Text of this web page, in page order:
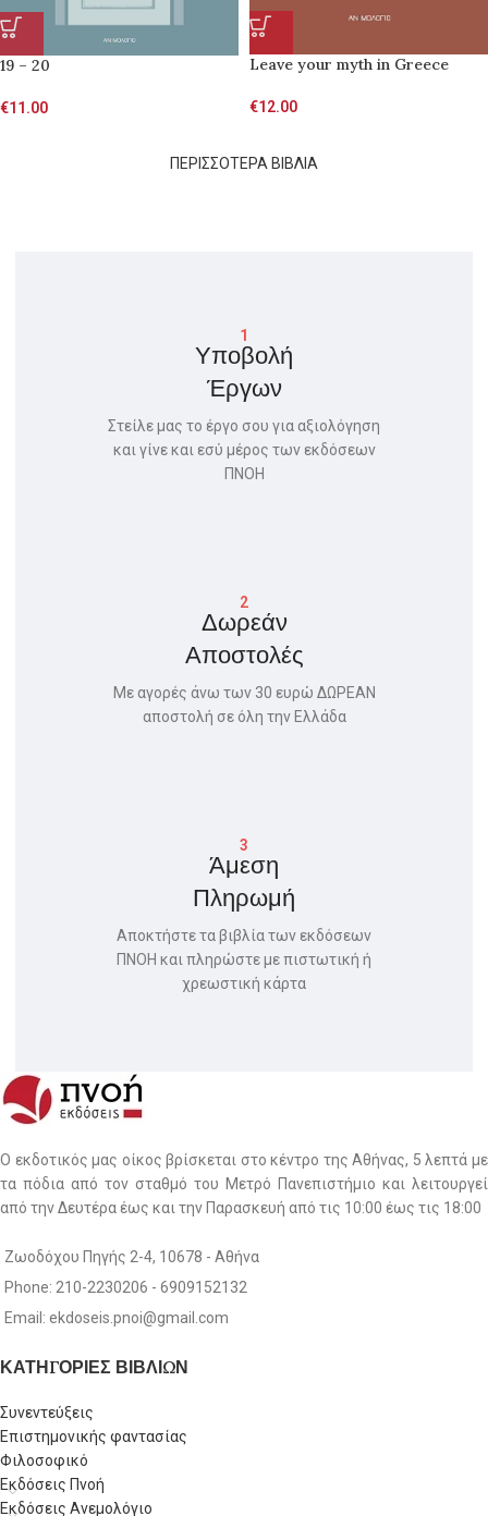
19 – 20
€11.00
Leave your myth in Greece
€12.00
ΠΕΡΙΣΣΟΤΕΡΑ ΒΙΒΛΙΑ
1
Υποβολή
Έργων
Στείλε μας το έργο σου για αξιολόγηση
και γίνε και εσύ μέρος των εκδόσεων
ΠΝΟΗ
2
Δωρεάν
Αποστολές
Με αγορές άνω των 30 ευρώ ΔΩΡΕΑΝ
αποστολή σε όλη την Ελλάδα
3
Άμεση
Πληρωμή
Αποκτήστε τα βιβλία των εκδόσεων
ΠΝΟΗ και πληρώστε με πιστωτική ή
χρεωστική κάρτα
Ο εκδοτικός μας οίκος βρίσκεται στο κέντρο της Αθήνας, 5 λεπτά με
τα πόδια από τον σταθμό του Μετρό Πανεπιστήμιο και λειτουργεί
από την Δευτέρα έως και την Παρασκευή από τις 10:00 έως τις 18:00
Ζωοδόχου Πηγής 2-4, 10678 - Αθήνα
Phone: 210-2230206 - 6909152132
Email: ekdoseis.pnoi@gmail.com
ΚΑΤΗΓΟΡΙΕΣ ΒΙΒΛΙΩΝ
Συνεντεύξεις
Επιστημονικής φαντασίας
Φιλοσοφικό
Εκδόσεις Πνοή
Εκδόσεις Ανεμολόγιο